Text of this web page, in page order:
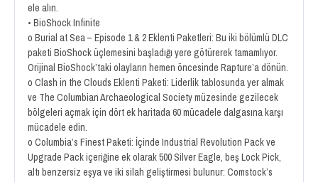
ele alın.
• BioShock Infinite
o Burial at Sea – Episode 1 & 2 Eklenti Paketleri: Bu iki bölümlü DLC
paketi BioShock üçlemesini başladığı yere götürerek tamamlıyor.
Orijinal BioShock’taki olayların hemen öncesinde Rapture’a dönün.
o Clash in the Clouds Eklenti Paketi: Liderlik tablosunda yer almak
ve The Columbian Archaeological Society müzesinde gezilecek
bölgeleri açmak için dört ek haritada 60 mücadele dalgasına karşı
mücadele edin.
o Columbia’s Finest Paketi: İçinde Industrial Revolution Pack ve
Upgrade Pack içeriğine ek olarak 500 Silver Eagle, beş Lock Pick,
altı benzersiz eşya ve iki silah geliştirmesi bulunur: Comstock’s